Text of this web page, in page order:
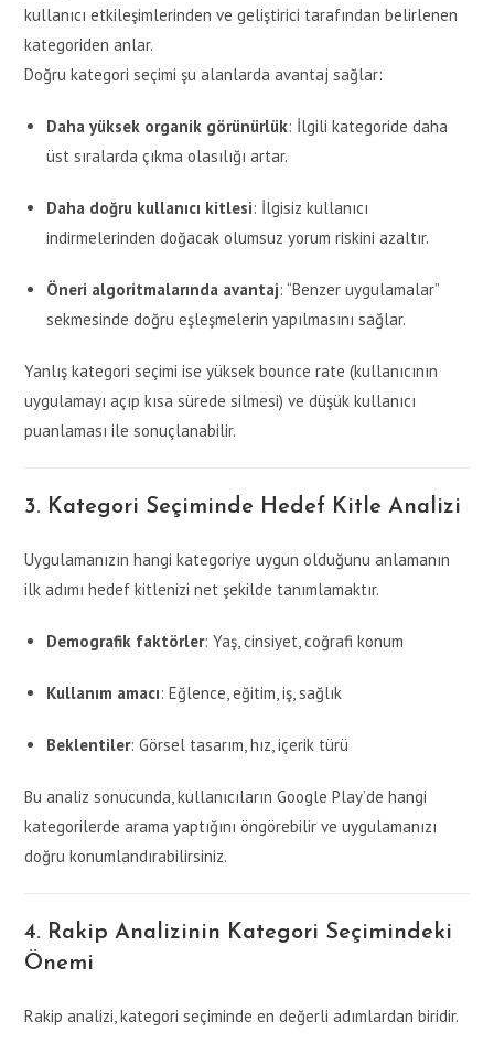
kullanıcı etkileşimlerinden ve geliştirici tarafından belirlenen
kategoriden anlar.
Doğru kategori seçimi şu alanlarda avantaj sağlar:
Daha yüksek organik görünürlük: İlgili kategoride daha
üst sıralarda çıkma olasılığı artar.
Daha doğru kullanıcı kitlesi: İlgisiz kullanıcı
indirmelerinden doğacak olumsuz yorum riskini azaltır.
Öneri algoritmalarında avantaj: “Benzer uygulamalar”
sekmesinde doğru eşleşmelerin yapılmasını sağlar.
Yanlış kategori seçimi ise yüksek bounce rate (kullanıcının
uygulamayı açıp kısa sürede silmesi) ve düşük kullanıcı
puanlaması ile sonuçlanabilir.
3. Kategori Seçiminde Hedef Kitle Analizi
Uygulamanızın hangi kategoriye uygun olduğunu anlamanın
ilk adımı hedef kitlenizi net şekilde tanımlamaktır.
Demografik faktörler: Yaş, cinsiyet, coğrafi konum
Kullanım amacı: Eğlence, eğitim, iş, sağlık
Beklentiler: Görsel tasarım, hız, içerik türü
Bu analiz sonucunda, kullanıcıların Google Play’de hangi
kategorilerde arama yaptığını öngörebilir ve uygulamanızı
doğru konumlandırabilirsiniz.
4. Rakip Analizinin Kategori Seçimindeki
Önemi
Rakip analizi, kategori seçiminde en değerli adımlardan biridir.